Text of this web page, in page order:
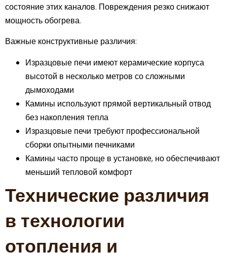
состояние этих каналов. Повреждения резко снижают
мощность обогрева.
Важные конструктивные различия:
Изразцовые печи имеют керамические корпуса
высотой в несколько метров со сложными
дымоходами
Камины используют прямой вертикальный отвод
без накопления тепла
Изразцовые печи требуют профессиональной
сборки опытными печниками
Камины часто проще в установке, но обеспечивают
меньший тепловой комфорт
Технические различия
в технологии
отопления и